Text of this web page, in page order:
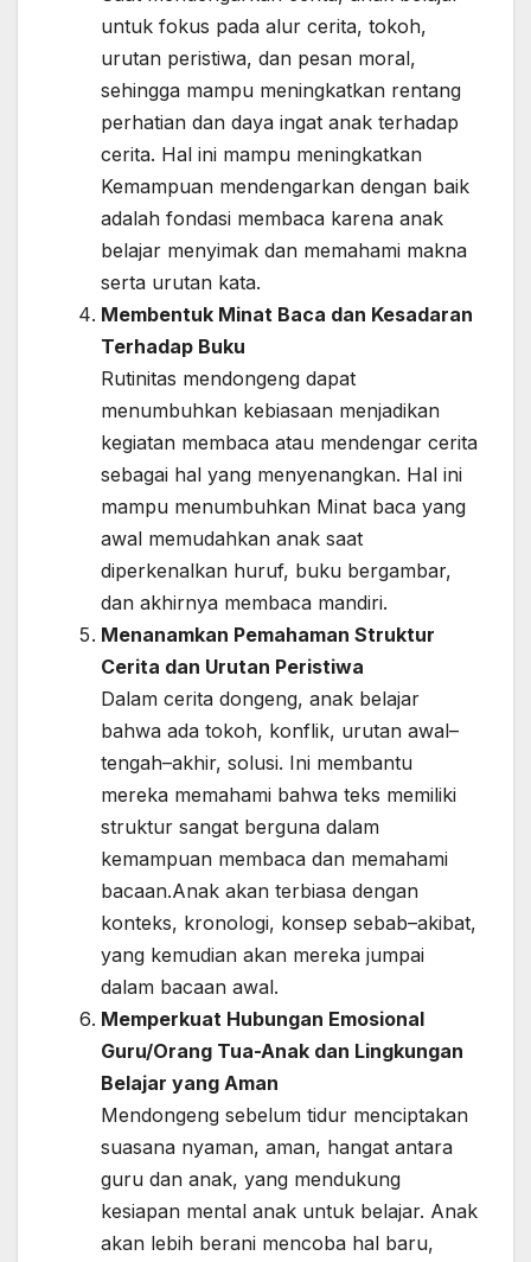
untuk fokus pada alur cerita, tokoh,
urutan peristiwa, dan pesan moral,
sehingga mampu meningkatkan rentang
perhatian dan daya ingat anak terhadap
cerita. Hal ini mampu meningkatkan
Kemampuan mendengarkan dengan baik
adalah fondasi membaca karena anak
belajar menyimak dan memahami makna
serta urutan kata.
Membentuk Minat Baca dan Kesadaran
Terhadap Buku
Rutinitas mendongeng dapat
menumbuhkan kebiasaan menjadikan
kegiatan membaca atau mendengar cerita
sebagai hal yang menyenangkan. Hal ini
mampu menumbuhkan Minat baca yang
awal memudahkan anak saat
diperkenalkan huruf, buku bergambar,
dan akhirnya membaca mandiri.
Menanamkan Pemahaman Struktur
Cerita dan Urutan Peristiwa
Dalam cerita dongeng, anak belajar
bahwa ada tokoh, konflik, urutan awal–
tengah–akhir, solusi. Ini membantu
mereka memahami bahwa teks memiliki
struktur sangat berguna dalam
kemampuan membaca dan memahami
bacaan.Anak akan terbiasa dengan
konteks, kronologi, konsep sebab–akibat,
yang kemudian akan mereka jumpai
dalam bacaan awal.
Memperkuat Hubungan Emosional
Guru/Orang Tua-Anak dan Lingkungan
Belajar yang Aman
Mendongeng sebelum tidur menciptakan
suasana nyaman, aman, hangat antara
guru dan anak, yang mendukung
kesiapan mental anak untuk belajar. Anak
akan lebih berani mencoba hal baru,